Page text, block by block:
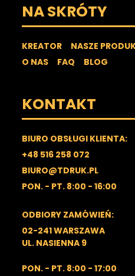
NA SKRÓTY
KREATOR NASZE
O NAS
FAQ BLOG
KONTAKT
BIURO OBSŁUGI KLIENTA:
+48 516 258 072
BIURO@TDRUK.PL
PON. - PT. 8:00 - 16:00
ODBIORY ZAMÓWIEŃ:
02-241 WARSZAWA
UL. NASIENNA 9
PON. - PT. 8:00 - 17:00